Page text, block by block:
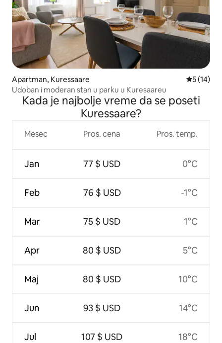
Apartman, Kuressaare Prosečna
5 (14)
Udoban i moderan stan u parku u Kuresaareu
Kada je najbolje vreme da se poseti
Kuressaare?
Mesec
Jan
Feb
Mar
Apr
Maj
Jun
Jul
Pros. cena
77 $ USD
76 $ USD
75 $ USD
80 $ USD
80 $ USD
93 $ USD
107 $ USD
Pros. temp.
0°C
-1°C
1°C
5°C
10°C
14°C
18°C